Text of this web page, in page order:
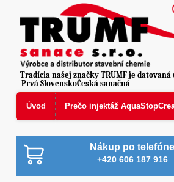
Úvod Prečo injektáž
Prvá SlovenskoČeská sanačná
Tradícia našej značky TRUMF je datovaná
Nákup po telefóne
+420 606 187 916